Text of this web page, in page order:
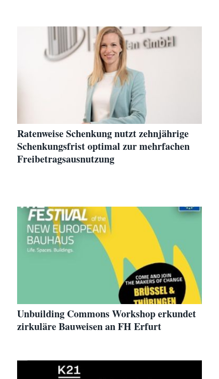
Ratenweise Schenkung nutzt zehnjährige
Schenkungsfrist optimal zur mehrfachen
Freibetragsausnutzung
Unbuilding Commons Workshop erkundet
zirkuläre Bauweisen an FH Erfurt